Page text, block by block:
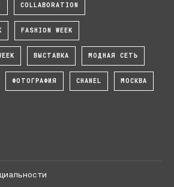
COLLABORATION
FASHION WEEK
ВЫСТАВКА МОДНАЯ СЕТЬ
ФОТОГРАФИЯ CHANEL МОСКВА